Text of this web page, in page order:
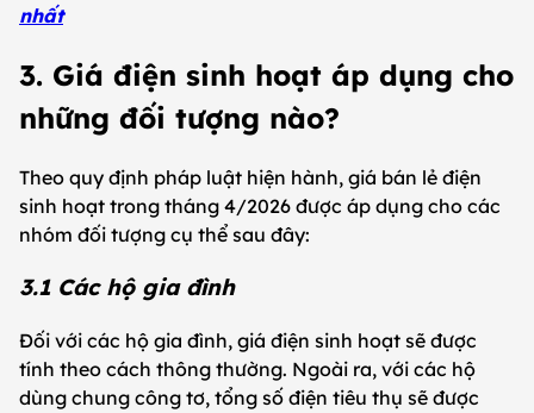
nhất
3. Giá điện sinh hoạt áp dụng cho
những đối tượng nào?
Theo quy định pháp luật hiện hành, giá bán lẻ điện
sinh hoạt trong tháng 4/2026 được áp dụng cho các
nhóm đối tượng cụ thể sau đây:
3.1 Các hộ gia đình
Đối với các hộ gia đình, giá điện sinh hoạt sẽ được
tính theo cách thông thường. Ngoài ra, với các hộ
dùng chung công tơ, tổng số điện tiêu thụ sẽ được